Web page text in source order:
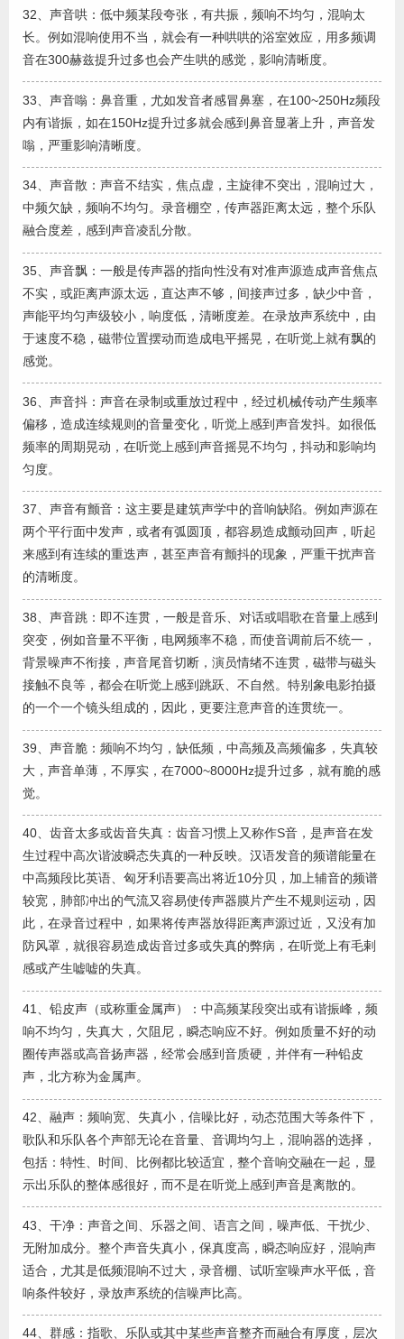
32、声音哄：低中频某段夸张，有共振，频响不均匀，混响太
长。例如混响使用不当，就会有一种哄哄的浴室效应，用多频调
音在300赫兹提升过多也会产生哄的感觉，影响清晰度。
33、声音嗡：鼻音重，尤如发音者感冒鼻塞，在100~250Hz频段
内有谐振，如在150Hz提升过多就会感到鼻音显著上升，声音发
嗡，严重影响清晰度。
34、声音散：声音不结实，焦点虚，主旋律不突出，混响过大，
中频欠缺，频响不均匀。录音棚空，传声器距离太远，整个乐队
融合度差，感到声音凌乱分散。
35、声音飘：一般是传声器的指向性没有对准声源造成声音焦点
不实，或距离声源太远，直达声不够，间接声过多，缺少中音，
声能平均匀声级较小，响度低，清晰度差。在录放声系统中，由
于速度不稳，磁带位置摆动而造成电平摇晃，在听觉上就有飘的
感觉。
36、声音抖：声音在录制或重放过程中，经过机械传动产生频率
偏移，造成连续规则的音量变化，听觉上感到声音发抖。如很低
频率的周期晃动，在听觉上感到声音摇晃不均匀，抖动和影响均
匀度。
37、声音有颤音：这主要是建筑声学中的音响缺陷。例如声源在
两个平行面中发声，或者有弧圆顶，都容易造成颤动回声，听起
来感到有连续的重迭声，甚至声音有颤抖的现象，严重干扰声音
的清晰度。
38、声音跳：即不连贯，一般是音乐、对话或唱歌在音量上感到
突变，例如音量不平衡，电网频率不稳，而使音调前后不统一，
背景噪声不衔接，声音尾音切断，演员情绪不连贯，磁带与磁头
接触不良等，都会在听觉上感到跳跃、不自然。特别象电影拍摄
的一个一个镜头组成的，因此，更要注意声音的连贯统一。
39、声音脆：频响不均匀，缺低频，中高频及高频偏多，失真较
大，声音单薄，不厚实，在7000~8000Hz提升过多，就有脆的感
觉。
40、齿音太多或齿音失真：齿音习惯上又称作S音，是声音在发
生过程中高次谐波瞬态失真的一种反映。汉语发音的频谱能量在
中高频段比英语、匈牙利语要高出将近10分贝，加上辅音的频谱
较宽，肺部冲出的气流又容易使传声器膜片产生不规则运动，因
此，在录音过程中，如果将传声器放得距离声源过近，又没有加
防风罩，就很容易造成齿音过多或失真的弊病，在听觉上有毛剌
感或产生嘘嘘的失真。
41、铅皮声（或称重金属声）：中高频某段突出或有谐振峰，频
响不均匀，失真大，欠阻尼，瞬态响应不好。例如质量不好的动
圈传声器或高音扬声器，经常会感到音质硬，并伴有一种铅皮
声，北方称为金属声。
42、融声：频响宽、失真小，信噪比好，动态范围大等条件下，
歌队和乐队各个声部无论在音量、音调均匀上，混响器的选择，
包括：特性、时间、比例都比较适宜，整个音响交融在一起，显
示出乐队的整体感很好，而不是在听觉上感到声音是离散的。
43、干净：声音之间、乐器之间、语言之间，噪声低、干扰少、
无附加成分。整个声音失真小，保真度高，瞬态响应好，混响声
适合，尤其是低频混响不过大，录音棚、试听室噪声水平低，音
响条件较好，录放声系统的信噪声比高。
44、群感：指歌、乐队或其中某些声音整齐而融合有厚度，层次